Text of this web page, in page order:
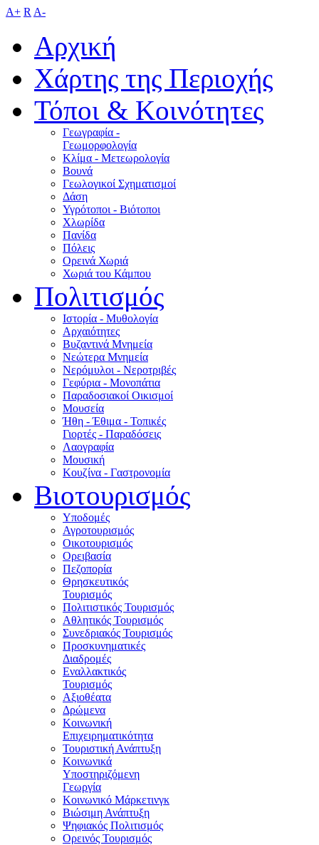
A+ R A-
Αρχική
Χάρτης της Περιοχής
Τόποι & Κοινότητες
Γεωγραφία -
Γεωμορφολογία
Κλίμα - Mετεωρολογία
Βουνά
Γεωλογικοί Σχηματισμοί
Δάση
Υγρότοποι - Βιότοποι
Χλωρίδα
Πανίδα
Πόλεις
Ορεινά Χωριά
Χωριά του Κάμπου
Πολιτισμός
Ιστορία - Μυθολογία
Αρχαιότητες
Βυζαντινά Μνημεία
Νεώτερα Μνημεία
Νερόμυλοι - Nεροτριβές
Γεφύρια - Μονοπάτια
Παραδοσιακοί Οικισμοί
Μουσεία
Ήθη - Έθιμα - Τοπικές
Γιορτές - Παραδόσεις
Λαογραφία
Μουσική
Κουζίνα - Γαστρονομία
Βιοτουρισμός
Υποδομές
Αγροτουρισμός
Οικοτουρισμός
Ορειβασία
Πεζοπορία
Θρησκευτικός
Τουρισμός
Πολιτιστικός Τουρισμός
Αθλητικός Τουρισμός
Συνεδριακός Τουρισμός
Προσκυνηματικές
Διαδρομές
Εναλλακτικός
Τουρισμός
Αξιοθέατα
Δρώμενα
Κοινωνική
Επιχειρηματικότητα
Τουριστική Ανάπτυξη
Κοινωνικά
Υποστηριζόμενη
Γεωργία
Κοινωνικό Μάρκετινγκ
Βιώσιμη Ανάπτυξη
Ψηφιακός Πολιτισμός
Ορεινός Τουρισμός